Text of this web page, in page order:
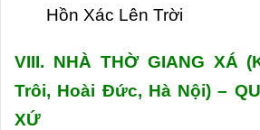
Hồn Xác Lên Trời
VIII. NHÀ THỜ GIANG XÁ (
Trôi, Hoài Đức, Hà Nội) –
XỨ